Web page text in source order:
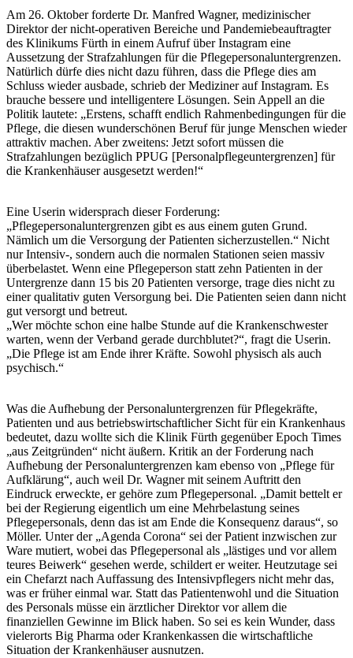
Am 26. Oktober forderte Dr. Manfred Wagner, medizinischer
Direktor der nicht-operativen Bereiche und Pandemiebeauftragter
des Klinikums Fürth in einem Aufruf über Instagram eine
Aussetzung der Strafzahlungen für die Pflegepersonaluntergrenzen.
Natürlich dürfe dies nicht dazu führen, dass die Pflege dies am
Schluss wieder ausbade, schrieb der Mediziner auf Instagram. Es
brauche bessere und intelligentere Lösungen. Sein Appell an die
Politik lautete: „Erstens, schafft endlich Rahmenbedingungen für die
Pflege, die diesen wunderschönen Beruf für junge Menschen wieder
attraktiv machen. Aber zweitens: Jetzt sofort müssen die
Strafzahlungen bezüglich PPUG [Personalpflegeuntergrenzen] für
die Krankenhäuser ausgesetzt werden!“
Eine Userin widersprach dieser Forderung:
„Pflegepersonaluntergrenzen gibt es aus einem guten Grund.
Nämlich um die Versorgung der Patienten sicherzustellen.“ Nicht
nur Intensiv-, sondern auch die normalen Stationen seien massiv
überbelastet. Wenn eine Pflegeperson statt zehn Patienten in der
Untergrenze dann 15 bis 20 Patienten versorge, trage dies nicht zu
einer qualitativ guten Versorgung bei. Die Patienten seien dann nicht
gut versorgt und betreut.
„Wer möchte schon eine halbe Stunde auf die Krankenschwester
warten, wenn der Verband gerade durchblutet?“, fragt die Userin.
„Die Pflege ist am Ende ihrer Kräfte. Sowohl physisch als auch
psychisch.“
Was die Aufhebung der Personaluntergrenzen für Pflegekräfte,
Patienten und aus betriebswirtschaftlicher Sicht für ein Krankenhaus
bedeutet, dazu wollte sich die Klinik Fürth gegenüber Epoch Times
„aus Zeitgründen“ nicht äußern. Kritik an der Forderung nach
Aufhebung der Personaluntergrenzen kam ebenso von „Pflege für
Aufklärung“, auch weil Dr. Wagner mit seinem Auftritt den
Eindruck erweckte, er gehöre zum Pflegepersonal. „Damit bettelt er
bei der Regierung eigentlich um eine Mehrbelastung seines
Pflegepersonals, denn das ist am Ende die Konsequenz daraus“, so
Möller. Unter der „Agenda Corona“ sei der Patient inzwischen zur
Ware mutiert, wobei das Pflegepersonal als „lästiges und vor allem
teures Beiwerk“ gesehen werde, schildert er weiter. Heutzutage sei
ein Chefarzt nach Auffassung des Intensivpflegers nicht mehr das,
was er früher einmal war. Statt das Patientenwohl und die Situation
des Personals müsse ein ärztlicher Direktor vor allem die
finanziellen Gewinne im Blick haben. So sei es kein Wunder, dass
vielerorts Big Pharma oder Krankenkassen die wirtschaftliche
Situation der Krankenhäuser ausnutzen.